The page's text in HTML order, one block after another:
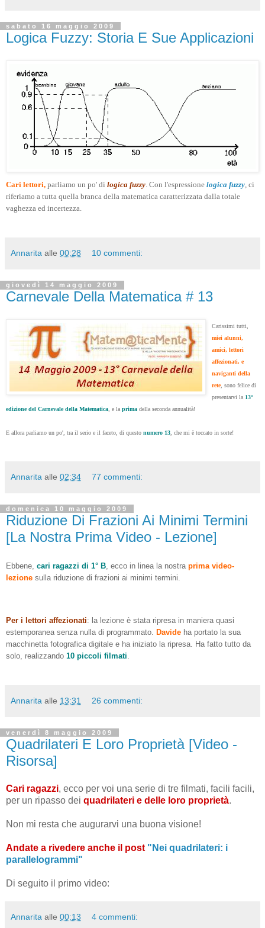
sabato 16 maggio 2009
Logica Fuzzy: Storia E Sue Applicazioni
Cari lettori, parliamo un po' di logica fuzzy. Con l'espressione logica fuzzy, ci
riferiamo a tutta quella branca della matematica caratterizzata dalla totale
vaghezza ed incertezza.
Annarita alle 00:28 10 commenti:
giovedì 14 maggio 2009
Carnevale Della Matematica # 13
Carissimi tutti,
miei alunni,
amici, lettori
affezionati, e
naviganti della
rete, sono felice di
presentarvi la 13°
edizione del Carnevale della Matematica, e la prima della seconda annualità!
E allora parliamo un po', tra il serio e il faceto, di questo numero 13, che mi è toccato in sorte!
Annarita alle 02:34 77 commenti:
domenica 10 maggio 2009
Riduzione Di Frazioni Ai Minimi Termini
[La Nostra Prima Video - Lezione]
Ebbene, cari ragazzi di 1° B , ecco in linea la nostra prima video-
lezione sulla riduzione di frazioni ai minimi termini.
Per i lettori affezionati: la lezione è stata ripresa in maniera quasi
estemporanea senza nulla di programmato. Davide ha portato la sua
macchinetta fotografica digitale e ha iniziato la ripresa. Ha fatto tutto da
solo, realizzando 10 piccoli filmati
Annarita alle 13:31 26 commenti:
venerdì 8 maggio 2009
Quadrilateri E Loro Proprietà [Video -
Risorsa]
Cari ragazzi, ecco per voi una serie di tre filmati, facili facili,
per un ripasso dei quadrilateri e delle loro proprietà.
Non mi resta che augurarvi una buona visione!
Andate a rivedere anche il post "Nei quadrilateri: i
parallelogrammi"
Di seguito il primo video:
Annarita alle 00:13 4 commenti: